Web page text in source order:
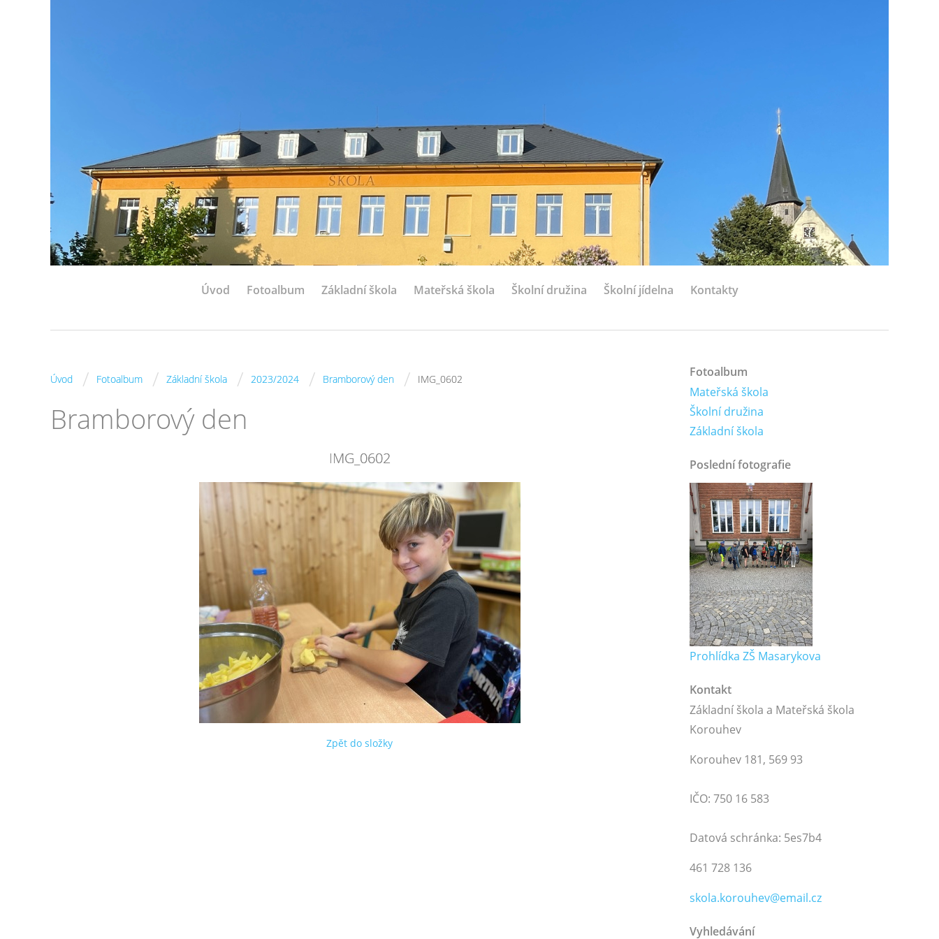
Úvod Fotoalbum Základní škola Mateřská škola Školní družina Školní jídelna Kontakty
Úvod / Fotoalbum / Základní škola / 2023/2024 / Bramborový den / IMG_0602
Bramborový den
IMG_0602
Zpět do složky
Fotoalbum
Mateřská škola
Školní družina
Základní škola
Poslední fotografie
Prohlídka ZŠ Masarykova
Kontakt
Základní škola a Mateřská škola
Korouhev
Korouhev 181, 569 93
IČO: 750 16 583
Datová schránka: 5es7b4
461 728 136
skola.korouhev@email.cz
Vyhledávání